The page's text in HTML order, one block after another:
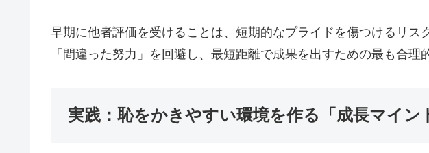
早期に他者評価を受けることは、短期的なプライドを傷つけるリス
「間違った努力」を回避し、最短距離で成果を出すための最も合理
実践：恥をかきやすい環境を作る「成長マイン